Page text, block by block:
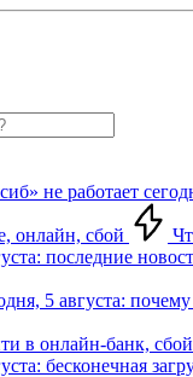
не работает
онлайн, сбой
последние
5 августа: почему
в онлайн-банк, сбой
бесконечная